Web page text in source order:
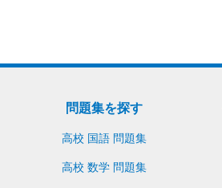
問題集を探す
高校 国語 問題集
高校 数学 問題集